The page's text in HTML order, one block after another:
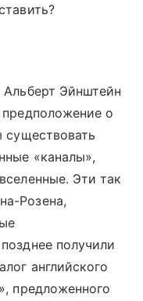
Эйнштейн
о
«каналы»,
Эти так
Розена,
получили
английского
предложенного